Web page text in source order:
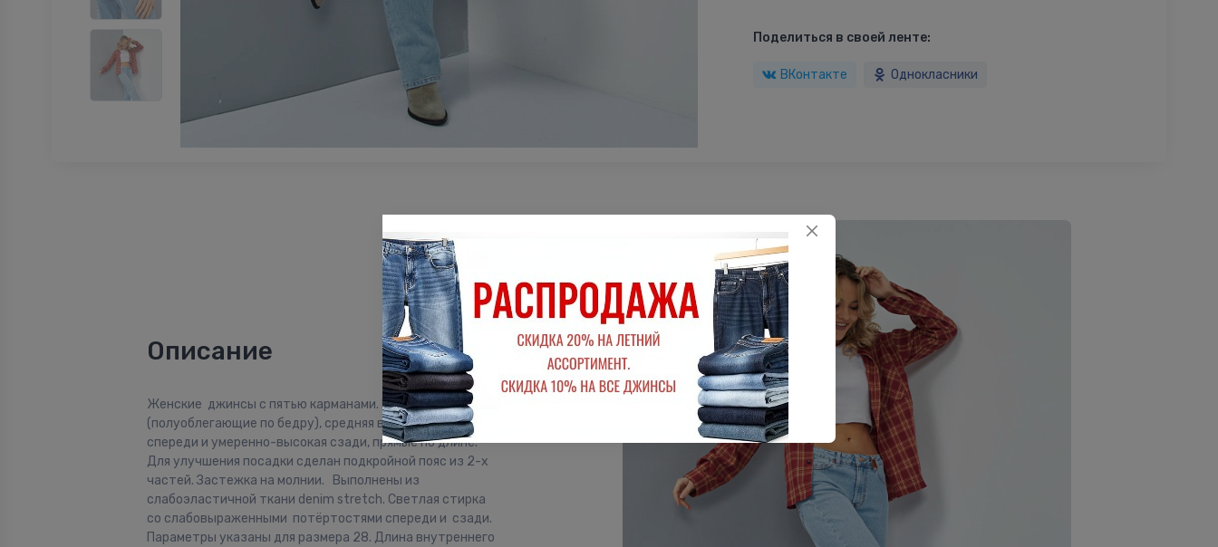
Поделиться в своей ленте:
ВКонтакте Однокласники
Описание
Женские джинсы с пятью карманами. Посадка Regular fit
(полуоблегающие по бедру), средняя высота талии
спереди и умеренно-высокая сзади, прямые по длине.
Для улучшения посадки сделан подкройной пояс из 2-х
частей. Застежка на молнии. Выполнены из
слабоэластичной ткани denim stretch. Светлая стирка
со слабовыраженными потёртостями спереди и сзади.
Параметры указаны для размера 28. Длина внутреннего